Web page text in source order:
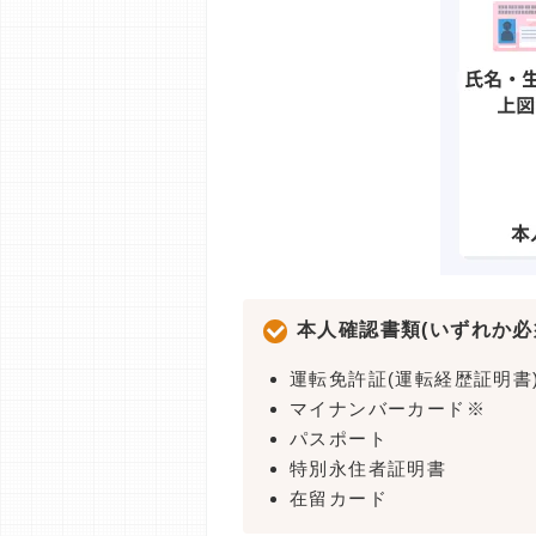
本人確認書類(いずれか
運転免許証(運転経歴証明
マイナンバーカード※
パスポート
特別永住者証明書
在留カード